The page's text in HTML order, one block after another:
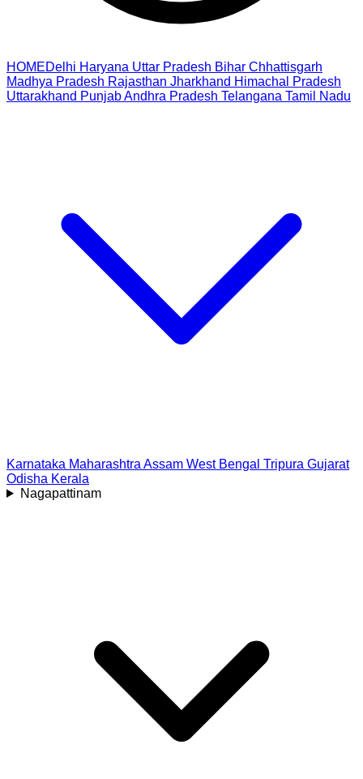
HOMEDelhi Haryana Uttar Pradesh Bihar Chhattisgarh
Madhya Pradesh Rajasthan Jharkhand Himachal Pradesh
Uttarakhand PunjabAndhra Pradesh Telangana Tamil Nadu
Karnataka Maharashtra Assam West Bengal Tripura Gujarat
Odisha Kerala
Nagapattinam